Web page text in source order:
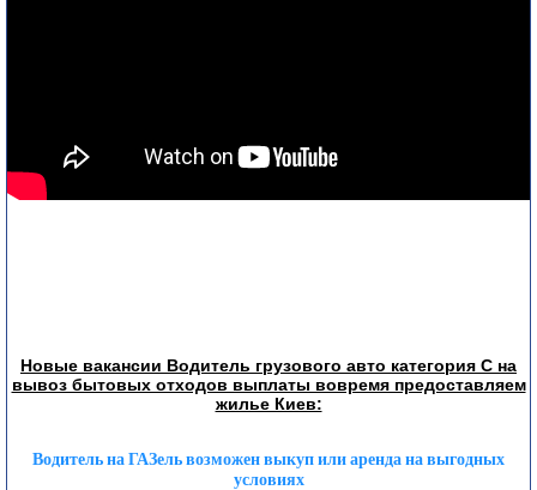
Новые вакансии Водитель грузового авто категория С на
вывоз бытовых отходов выплаты вовремя предоставляем
жилье Киев:
Водитель на ГАЗель возможен выкуп или аренда на выгодных
условиях